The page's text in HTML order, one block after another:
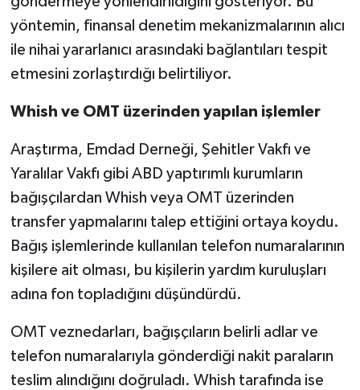
yöntemin, finansal denetim mekanizmalarının alıcı
ile nihai yararlanıcı arasındaki bağlantıları tespit
etmesini zorlaştırdığı belirtiliyor.
Whish ve OMT üzerinden yapılan işlemler
Araştırma, Emdad Derneği, Şehitler Vakfı ve
Yaralılar Vakfı gibi ABD yaptırımlı kurumların
bağışçılardan Whish veya OMT üzerinden
transfer yapmalarını talep ettiğini ortaya koydu.
Bağış işlemlerinde kullanılan telefon numaralarının
kişilere ait olması, bu kişilerin yardım kuruluşları
adına fon topladığını düşündürdü.
OMT veznedarları, bağışçıların belirli adlar ve
telefon numaralarıyla gönderdiği nakit paraların
teslim alındığını doğruladı. Whish tarafında ise